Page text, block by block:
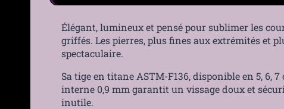
Élégant, lumineux et pensé pour sublimer les
griffés. Les pierres, plus fines aux extrémités et
spectaculaire.
Sa tige en titane ASTM-F136, disponible en 5, 6,
interne 0,9 mm garantit un vissage doux et
inutile.